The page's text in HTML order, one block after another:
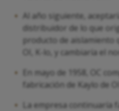
Al año siguiente,
distribuidor de lo que
producto de aislamiento
OI, K-lo, y cambiaría el
En mayo de 1958, OC
fabricación de Kaylo de
La empresa continuaría